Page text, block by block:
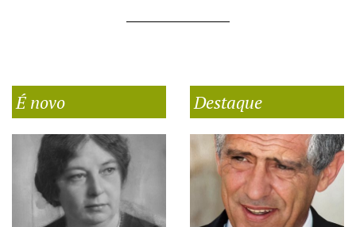
É novo Destaque